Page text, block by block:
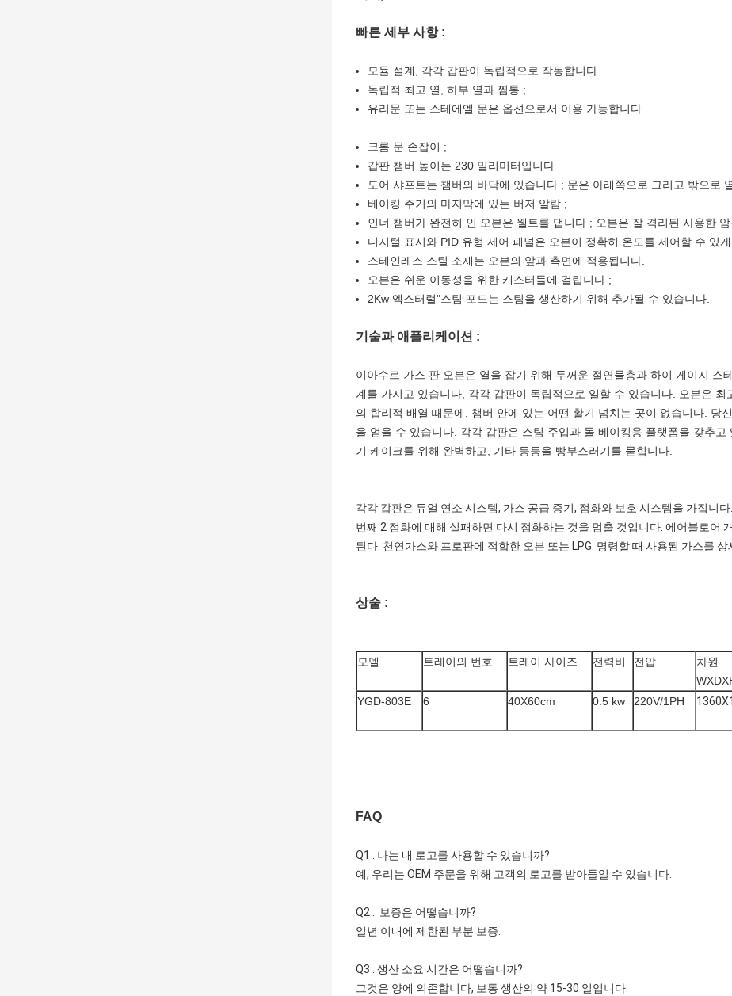
빠른 세부 사항 :
모듈 설계, 각각 갑판이 독립적으로 작동합니다
독립적 최고 열, 하부 열과 찜통 ;
유리문 또는 스테에엘 문은 옵션으로서 이용 가능합니다
크롬 문 손잡이 ;
갑판 챔버 높이는 230 밀리미터입니다
도어 샤프트는 챔버의 바닥에 있습니다 ; 문은 아래쪽으로 그리고 밖으로
베이킹 주기의 마지막에 있는 버저 알람 ;
인너 챔버가 완전히 인 오븐은 웰트를 댑니다 ; 오븐은 잘 격리된 사용한
디지털 표시와 PID 유형 제어 패널은 오븐이 정확히 온도를 제어할 수 있
스테인레스 스틸 소재는 오븐의 앞과 측면에 적용됩니다.
오븐은 쉬운 이동성을 위한 캐스터들에 걸립니다 ;
2Kw 엑스터럴"스팀 포드는 스팀을 생산하기 위해 추가될 수 있습니다.
기술과 애플리케이션 :
이아수르 가스 판 오븐은 열을 잡기 위해 두꺼운 절연물층과 하이 게이지 스
계를 가지고 있습니다, 각각 갑판이 독립적으로 일할 수 있습니다. 오븐은
의 합리적 배열 때문에, 챔버 안에 있는 어떤 활기 넘치는 곳이 없습니다. 당
을 얻을 수 있습니다. 각각 갑판은 스팀 주입과 돌 베이킹용 플랫폼을 갖추
기 케이크를 위해 완벽하고, 기타 등등을 빵부스러기를 묻힙니다.
각각 갑판은 듀얼 연소 시스템, 가스 공급 증기, 점화와 보호 시스템을 가집니
번째 2 점화에 대해 실패하면 다시 점화하는 것을 멈출 것입니다. 에어블로어
된다. 천연가스와 프로판에 적합한 오븐 또는 LPG. 명령할 때 사용된 가스를 상
상술 :
모델 트레이의 번호 트레이 사이즈 전력비 전압
차원
YGD-803E 6 40X60cm 0.5 kw 220V/1PH
FAQ
Q1 : 나는 내 로고를 사용할 수 있습니까?
예, 우리는 OEM 주문을 위해 고객의 로고를 받아들일 수 있습니다.
Q2 : 보증은 어떻습니까?
일년 이내에 제한된 부분 보증.
Q3 : 생산 소요 시간은 어떻습니까?
그것은 양에 의존합니다, 보통 생산의 약 15-30 일입니다.